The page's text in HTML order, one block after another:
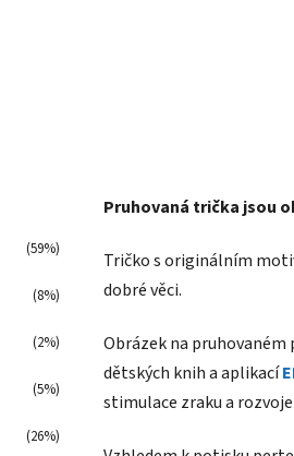
(59%)
(8%)
(2%)
(5%)
(26%)
Pruhovaná trička jsou
Tričko s originálním
dobré věci.
Obrázek na pruhovaném
dětských knih a aplikací
stimulace zraku a